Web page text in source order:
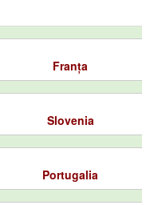
Franța
Slovenia
Portugalia